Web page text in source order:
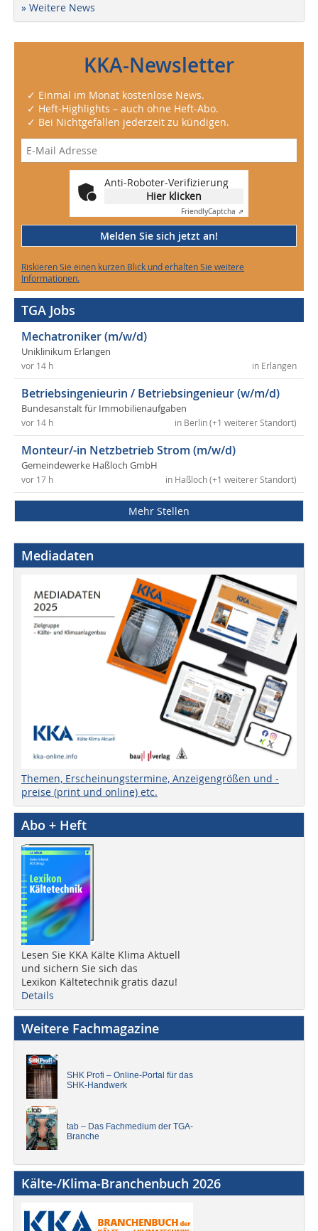
» Weitere News
KKA-Newsletter
✓ Einmal im Monat kostenlose News.
✓ Heft-Highlights – auch ohne Heft-Abo.
✓ Bei Nichtgefallen jederzeit zu kündigen.
Anti-Roboter-Verifizierung
Hier klicken
FriendlyCaptcha ⇗
Melden Sie sich jetzt an!
Riskieren Sie einen kurzen Blick und erhalten Sie weitere
Informationen.
TGA Jobs
Mechatroniker (m/w/d)
Uniklinikum Erlangen
in Erlangen
vor 14 h
Betriebsingenieurin / Betriebsingenieur (w/m/d)
Bundesanstalt für Immobilienaufgaben
in Berlin (+1 weiterer Standort)
vor 14 h
Monteur/-in Netzbetrieb Strom (m/w/d)
Gemeindewerke Haßloch GmbH
in Haßloch (+1 weiterer Standort)
vor 17 h
Mehr Stellen
Mediadaten
Themen, Erscheinungstermine, Anzeigengrößen und -
preise (print und online) etc.
Abo + Heft
Lesen Sie KKA Kälte Klima Aktuell
und sichern Sie sich das
Lexikon Kältetechnik gratis dazu!
Details
Weitere Fachmagazine
SHK Profi – Online-Portal für das
SHK-Handwerk
tab – Das Fachmedium der TGA-
Branche
Kälte-/Klima-Branchenbuch 2026